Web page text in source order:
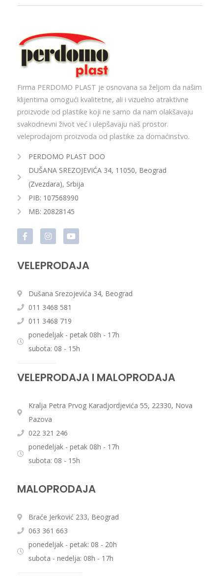
Firma PERDOMO PLAST je osnovana sa željom da našim
klijentima omogući kvalitetne, ali i vizuelno atraktivne
proizvode od plastike koji ne samo da nam olakšavaju
svakodnevni život već i ulepšavaju naš prostor.
veleprodajom proizvoda od plastike za domaćinstvo.
PERDOMO PLAST DOO
DUŠANA SREZOJEVIĆA 34, 11050, Beograd
(Zvezdara), Srbija
PIB: 107568990
MB: 20828145
VELEPRODAJA
Dušana Srezojevića 34, Beograd
011 3468 581
011 3468 719
ponedeljak - petak 08h - 17h
subota: 08 - 15h
VELEPRODAJA I MALOPRODAJA
Kralja Petra Prvog Karadjordjevića 55, 22330, Nova
Pazova
022 321 246
ponedeljak - petak 08h - 17h
subota: 08 - 15h
MALOPRODAJA
Braće Jerković 233, Beograd
063 361 663
ponedeljak - petak: 08 - 20h
subota - nedelja: 08h - 17h